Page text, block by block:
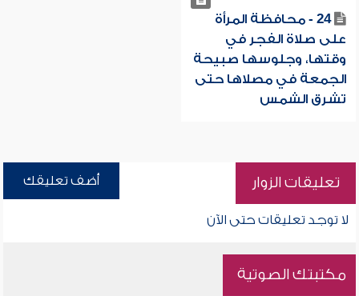
24 - محافظة المرأة
على صلاة الفجر في
وقتها، وجلوسها صبيحة
الجمعة في مصلاها حتى
تشرق الشمس
تعليقات الزوار أضف تعليقك
لا توجد تعليقات حتى الآن
مكتبتك الصوتية